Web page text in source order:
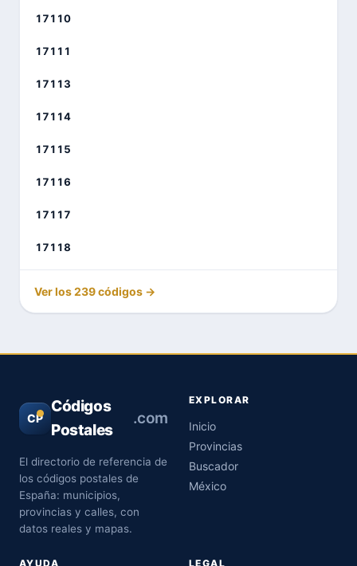
17110
17111
17113
17114
17115
17116
17117
17118
Ver los 239 códigos →
CP
Códigos
Postales
.com
El directorio de referencia de
los códigos postales de
España: municipios,
provincias y calles, con
datos reales y mapas.
EXPLORAR
Inicio
Provincias
Buscador
México
AYUDA LEGAL